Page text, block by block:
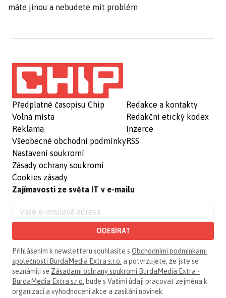
máte jinou a nebudete mít problém
Předplatné časopisu Chip
Volná místa
Reklama
Všeobecné obchodní podmínky
Nastavení soukromí
Zásady ochrany soukromí
Cookies zásady
Redakce a kontakty
Redakční etický kodex
Inzerce
RSS
Zajímavosti ze světa IT v e-mailu
ODEBÍRAT
Přihlášením k newsletteru souhlasíte s Obchodními podmínkami
společnosti BurdaMedia Extra s.r.o. a potvrzujete, že jste se
seznámili se Zásadami ochrany soukromí BurdaMedia Extra -
BurdaMedia Extra s.r.o. bude s Vašimi údaji pracovat zejména k
organizaci a vyhodnocení akce a zasílání novinek.